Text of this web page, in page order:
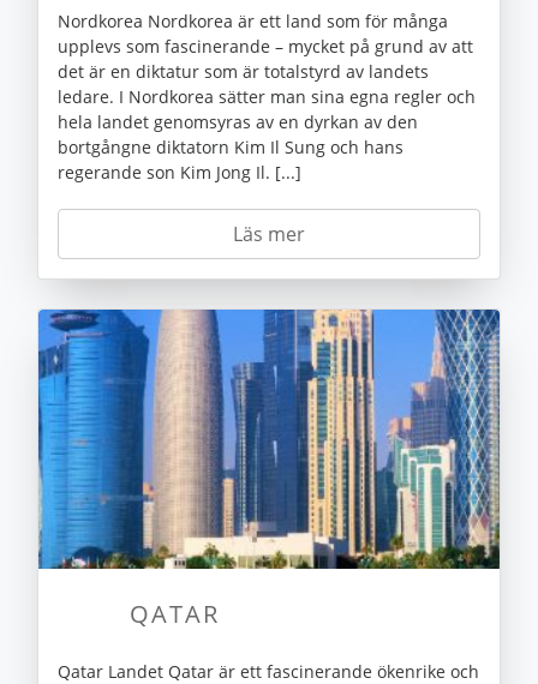
Nordkorea Nordkorea är ett land som för många
upplevs som fascinerande – mycket på grund av att
det är en diktatur som är totalstyrd av landets
ledare. I Nordkorea sätter man sina egna regler och
hela landet genomsyras av en dyrkan av den
bortgångne diktatorn Kim Il Sung och hans
regerande son Kim Jong Il. [...]
Läs mer
QATAR
Qatar Landet Qatar är ett fascinerande ökenrike och